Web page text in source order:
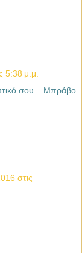
5:38 μ.μ.
σου... Μπράβο
στις